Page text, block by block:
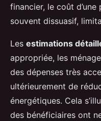
financier, le coût
souvent dissuasif,
Les estimations
appropriée, les
des dépenses très
ultérieurement de
énergétiques. Cela
des bénéficiaires ont